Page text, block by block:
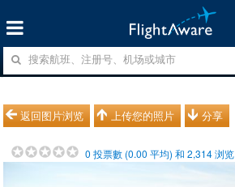
返回图片浏览 上传您的照片 分享
0 投票數 (0.00 平均) 和2,314浏览